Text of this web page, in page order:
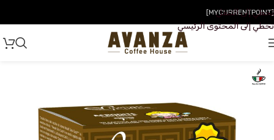
تخطي إلى التنقل
تخطي إلى المحتوى الرئيسي
[MYCURRENTPOINT]